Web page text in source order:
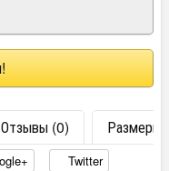
Отзывы (0) Размеры
Twitter